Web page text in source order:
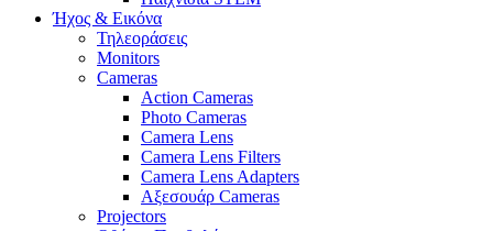
Ήχος & Εικόνα
Τηλεοράσεις
Monitors
Cameras
Action Cameras
Photo Cameras
Camera Lens
Camera Lens Filters
Camera Lens Adapters
Αξεσουάρ Cameras
Projectors